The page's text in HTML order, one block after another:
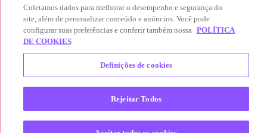
© 2025 Afya Participações S.A. - todos os direitos reservados.
Alameda Lorena, 269 - Jardim Paulista - São Paulo / SP - CEP.:
01424-001 - CNPJ 23.399.329/0002-53.
Coletamos dados para melhorar o desempenho e segurança do
site, além de personalizar conteúdo e anúncios. Você pode
configurar suas preferências e conferir também nossa POLÍTICA
DE COOKIES
Definições de cookies
Rejeitar Todos